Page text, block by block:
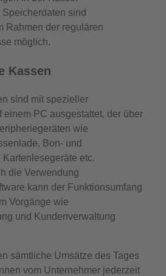
sind
Rahmen der regulären
möglich.
Kassen
sind mit spezieller
einem PC ausgestattet, der über
wie
Bon- und
Kartenlesegeräte etc.
die Verwendung
kann der Funktionsumfang
Vorgänge wie
und Kundenverwaltung
sämtliche Umsätze des Tages
vom Unternehmer jederzeit